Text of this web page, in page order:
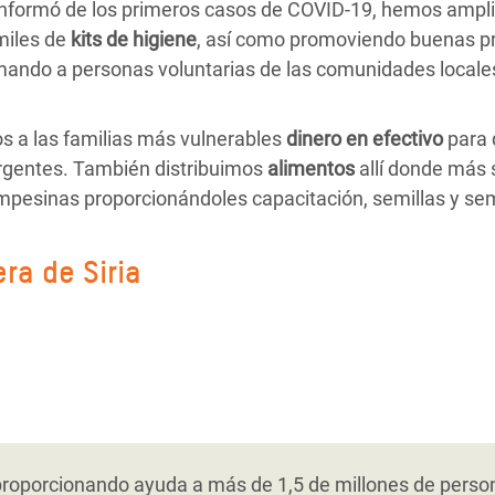
de los primeros casos de COVID-19, hemos
de kits de higiene, así como promoviendo buenas
a personas voluntarias de las comunidades
a las familias más vulnerablesdinero en efectivopara
También distribuimos alimentos allí donde más
proporcionándoles capacitación, semillas y
de Siria
de la crisis de Siria, hemos ampliado nuestra
el saneamiento, incluida la gestión de desechos
empresas. En marzo de 2020 comenzamos a
comunidades para sensibilizar en torno a la
nuestro trabajo para promover soluciones más
un innovador proyecto de reciclaje con el objetivo de
de refugiados de Za’atari. También creamos
y el liderazgo de las mujeres a través de iniciativas
ayuda a más de 1,5 de millones de